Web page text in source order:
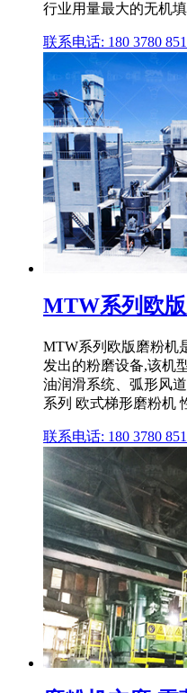
行业用量最大的无机
联系电话: 180 3780
MTW系列欧
MTW系列欧版磨粉机
发出的粉磨设备,该机
油润滑系统、弧形风
系列 欧式梯形磨粉机
联系电话: 180 3780